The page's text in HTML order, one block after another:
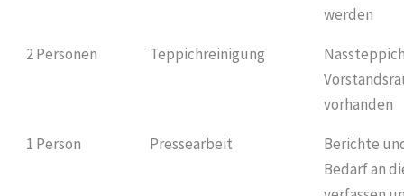
werden
2 Personen
Teppichreinigung
vorhanden
1 Person
Pressearbeit
Berichte
Bedarf an